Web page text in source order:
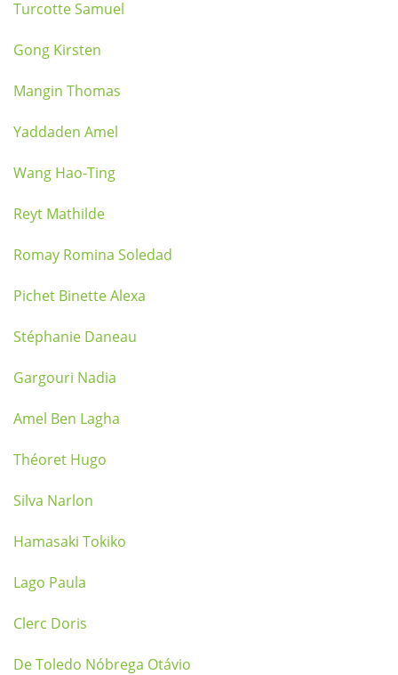
Turcotte Samuel
Gong Kirsten
Mangin Thomas
Yaddaden Amel
Wang Hao-Ting
Reyt Mathilde
Romay Romina Soledad
Pichet Binette Alexa
Stéphanie Daneau
Gargouri Nadia
Amel Ben Lagha
Théoret Hugo
Silva Narlon
Hamasaki Tokiko
Lago Paula
Clerc Doris
De Toledo Nóbrega Otávio